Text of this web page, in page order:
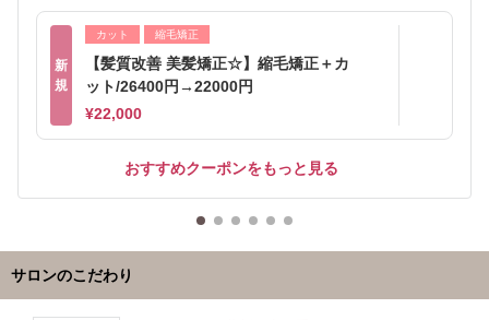
新
規
カット 縮毛矯正
【髪質改善 美髪矯正☆】縮毛矯正＋カ
ット/26400円→22000円
¥22,000
おすすめクーポンをもっと見る
サロンのこだわり